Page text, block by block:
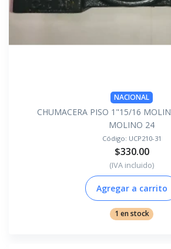
NACIONAL
CHUMACERA PISO 1"15/16
MOLINO 24
Código: UCP210-31
$330.00
(IVA incluido)
Agregar a carrito
1 en stock